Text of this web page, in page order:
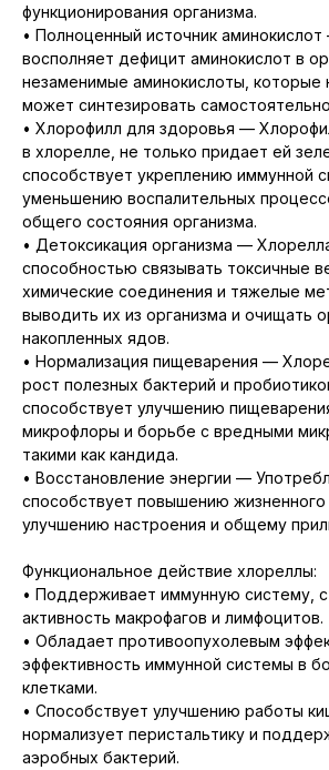
функционирования организма.
• Полноценный источник
восполняет дефицит аминокислот в
незаменимые аминокислоты, которые
может синтезировать
• Хлорофилл для здоровья —
в хлорелле, не только придает ей
способствует укреплению иммунной
уменьшению воспалительных
общего состояния организма.
• Детоксикация организма —
способностью связывать токсичные
химические соединения и тяжелые
выводить их из организма и очищать
накопленных ядов.
• Нормализация пищеварения —
рост полезных бактерий и
способствует улучшению
микрофлоры и борьбе с вредными
такими как кандида.
• Восстановление энергии —
способствует повышению жизненного
улучшению настроения и общему
Функциональное действие хлореллы:
• Поддерживает иммунную систему,
активность макрофагов и лимфоцитов.
• Обладает противоопухолевым
эффективность иммунной системы в
клетками.
• Способствует улучшению работы
нормализует перистальтику и
аэробных бактерий.